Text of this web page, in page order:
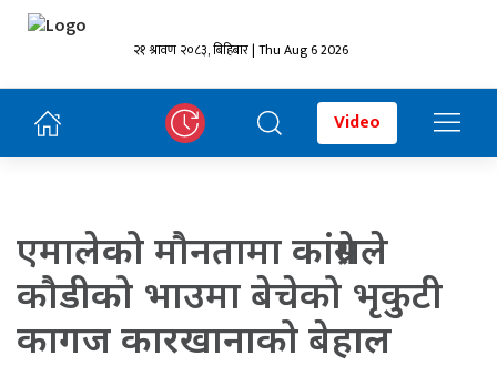
२१ श्रावण २०८३, बिहिबार | Thu Aug 6 2026
Video
एमालेको मौनतामा कांग्रेसले
कौडीको भाउमा बेचेको भृकुटी
कागज कारखानाको बेहाल